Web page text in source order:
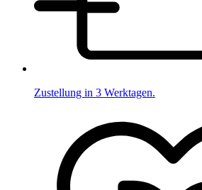
Zustellung in 3 Werktagen.